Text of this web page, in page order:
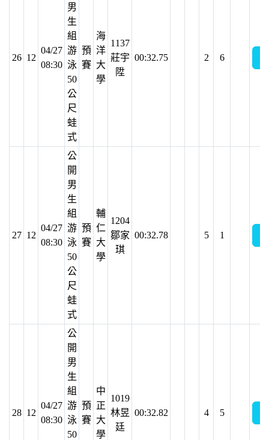
26 12
04/27
08:30
男
生
組
游
泳
50
公
尺
蛙
式
預
賽
海
洋
大
學
1137
莊宇
陞
00:32.75 2 6
27 12
04/27
08:30
公
開
男
生
組
游
泳
50
公
尺
蛙
式
預
賽
輔
仁
大
學
1204
鄒家
琪
00:32.78 5 1
28 12
04/27
08:30
公
開
男
生
組
游
泳
50
預
賽
中
正
大
學
1019
林昱
廷
00:32.82 4 5